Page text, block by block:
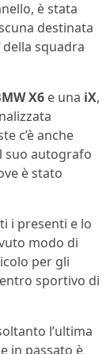
è stata
destinata
squadra
X6 e una iX,
c’è anche
suo autografo
è stato
i presenti e lo
modo di
per gli
sportivo di
l’ultima
in passato è